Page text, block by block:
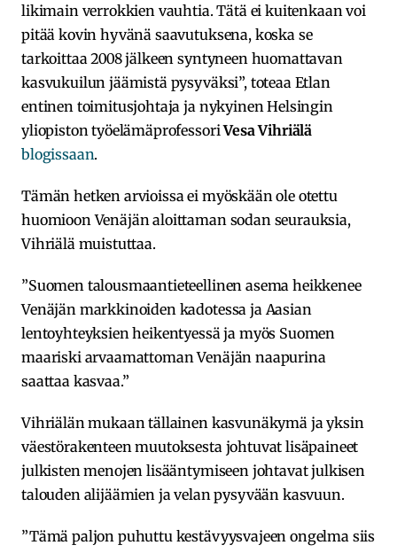
likimain verrokkien vauhtia. Tätä ei kuitenkaan voi
pitää kovin hyvänä saavutuksena, koska se
tarkoittaa 2008 jälkeen syntyneen huomattavan
kasvukuilun jäämistä pysyväksi”, toteaa Etlan
entinen toimitusjohtaja ja nykyinen Helsingin
yliopiston työelämäprofessoriVesa Vihriälä
blogissaan.
Tämän hetken arvioissa ei myöskään ole otettu
huomioon Venäjän aloittaman sodan seurauksia,
Vihriälä muistuttaa.
”Suomen talousmaantieteellinen asema heikkenee
Venäjän markkinoiden kadotessa ja Aasian
lentoyhteyksien heikentyessä ja myös Suomen
maariski arvaamattoman Venäjän naapurina
saattaa kasvaa.”
Vihriälän mukaan tällainen kasvunäkymä ja yksin
väestörakenteen muutoksesta johtuvat lisäpaineet
julkisten menojen lisääntymiseen johtavat julkisen
talouden alijäämien ja velan pysyvään kasvuun.
”Tämä paljon puhuttu kestävyysvajeen ongelma siis